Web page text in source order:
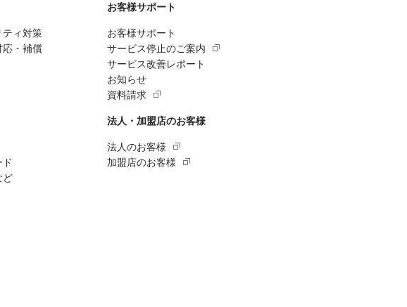
ティ対策
応・補償
お客様サポート
お客様サポート
サービス停止のご案内
サービス改善レポート
お知らせ
資料請求
ど
法人・加盟店のお客様
法人のお客様
加盟店のお客様